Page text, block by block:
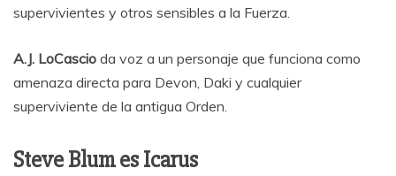
supervivientes y otros sensibles a la Fuerza.
A.J. LoCascio da voz a un personaje que funciona como
amenaza directa para Devon, Daki y cualquier
superviviente de la antigua Orden.
Steve Blum es Icarus